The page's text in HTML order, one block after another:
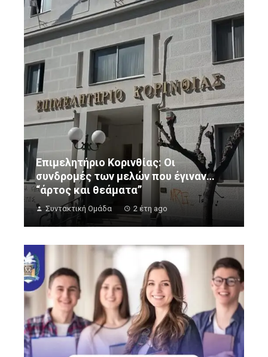
Επιμελητήριο Κορινθίας: Οι
συνδρομές των μελών που έγιναν…
“άρτος και θεάματα”
Συντακτική Ομάδα 2 έτη ago